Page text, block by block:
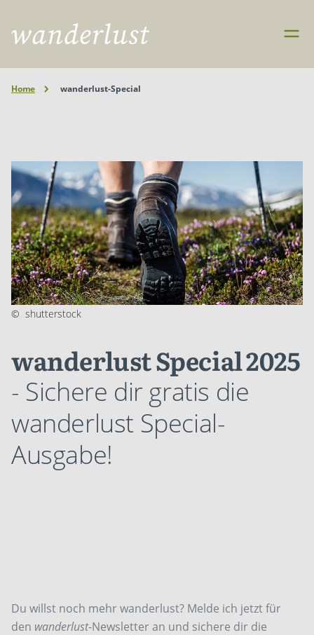
Home wanderlust-Special
© shutterstock
wanderlust Special 2025
- Sichere dir gratis die
wanderlust Special-
Ausgabe!
Du willst noch mehr wanderlust? Melde ich jetzt für
den wanderlust-Newsletter an und sichere dir die